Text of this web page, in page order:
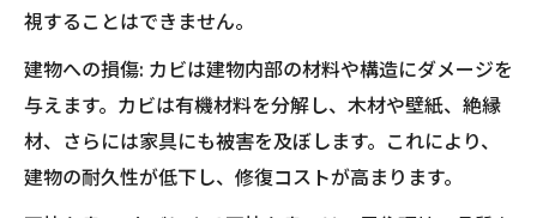
視することはできません。
建物への損傷: カビは建物内部の材料や構造にダメージを
与えます。カビは有機材料を分解し、木材や壁紙、絶縁
材、さらには家具にも被害を及ぼします。これにより、
建物の耐久性が低下し、修復コストが高まります。